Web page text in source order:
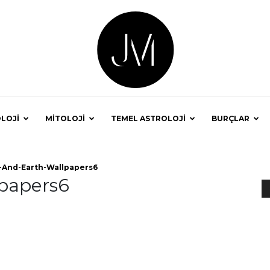
MİTOLOJİ TEMEL ASTROLOJİ BURÇLAR
And-Earth-Wallpapers6